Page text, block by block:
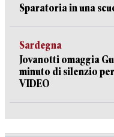
Sparatoria in una
Sardegna
Jovanotti omaggia
minuto di silenzio
VIDEO